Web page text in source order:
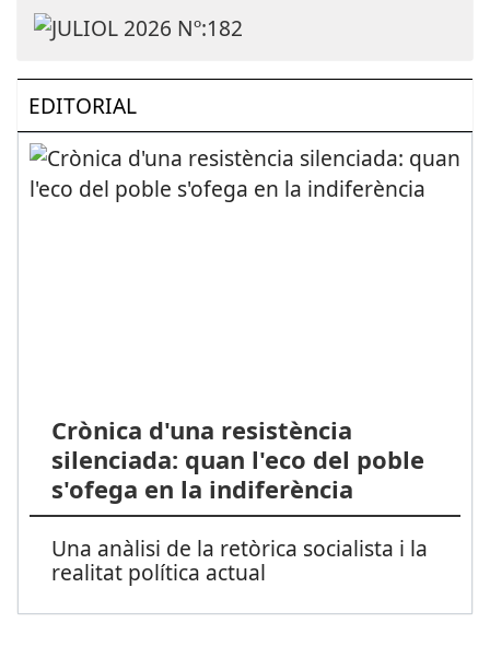
EDITORIAL
Crònica d'una resistència
silenciada: quan l'eco del poble
s'ofega en la indiferència
Una anàlisi de la retòrica socialista i la
realitat política actual